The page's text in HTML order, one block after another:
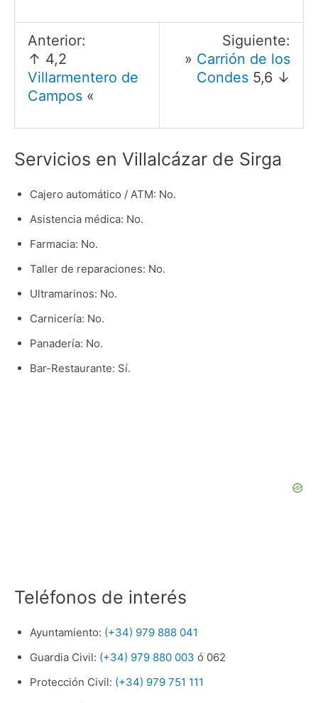
Anterior:
↑ 4,2
Villarmentero de
Campos «
Siguiente:
» Carrión de los
Condes5,6 ↓
Servicios en Villalcázar de Sirga
Cajero automático / ATM: No.
Asistencia médica: No.
Farmacia: No.
Taller de reparaciones: No.
Ultramarinos: No.
Carnicería: No.
Panadería: No.
Bar-Restaurante: Sí.
Teléfonos de interés
Ayuntamiento: (+34) 979 888 041
Guardia Civil: (+34) 979 880 003 ó 062
Protección Civil: (+34) 979 751 111